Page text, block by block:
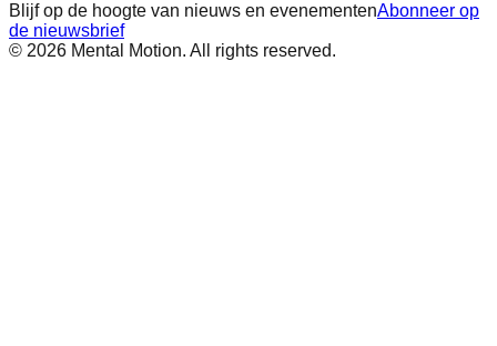
Blijf op de hoogte van nieuws en evenementenAbonneer op
de nieuwsbrief
© 2026 Mental Motion. All rights reserved.